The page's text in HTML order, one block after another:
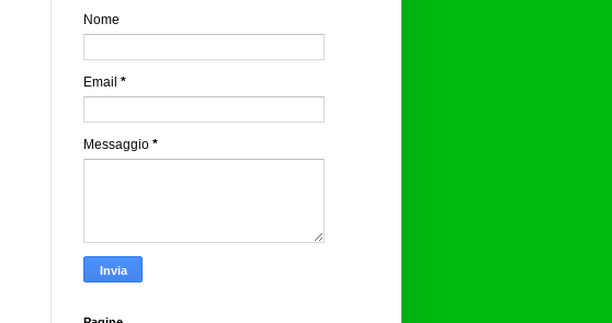
Nome
Email *
Messaggio *